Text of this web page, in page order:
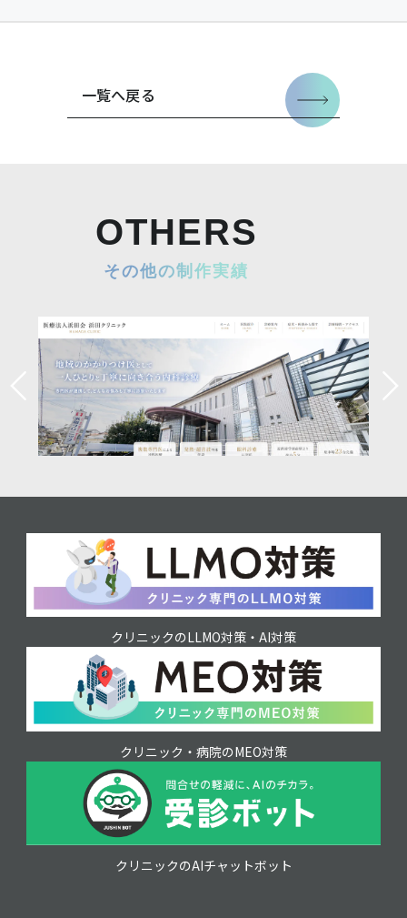
一覧へ戻る
OTHERS
その他の制作実績
クリニックのLLMO対策・AI対策
クリニック・病院のMEO対策
クリニックのAIチャットボット